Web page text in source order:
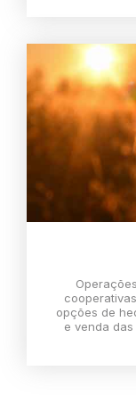
opções de
e venda